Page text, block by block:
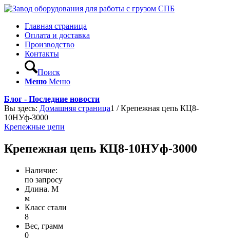
Главная страница
Оплата и доставка
Производство
Контакты
Поиск
Меню Меню
Блог - Последние новости
Вы здесь: Домашняя страница1 / Крепежная цепь КЦ8-
10НУф-3000
Крепежные цепи
Крепежная цепь КЦ8-10НУф-3000
Наличие:
по запросу
Длина. М
м
Класс стали
8
Вес, грамм
0